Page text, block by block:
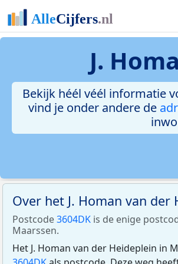
J.
Bekijk héél véél informatie
vind je onder andere de
Over het J. Homan van der
Postcode3604DK is de enige
Maarssen.
Het J. Homan van der Heideplein in